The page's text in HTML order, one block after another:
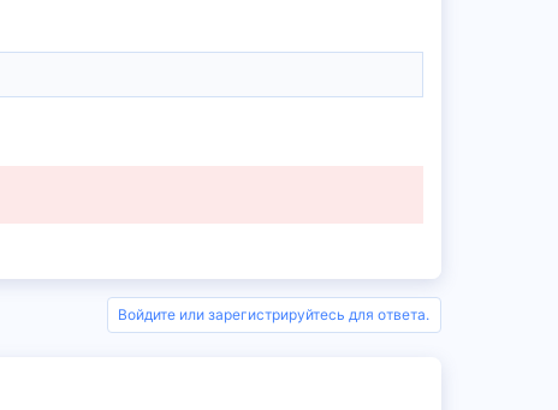
Войдите или зарегистрируйтесь для ответа.